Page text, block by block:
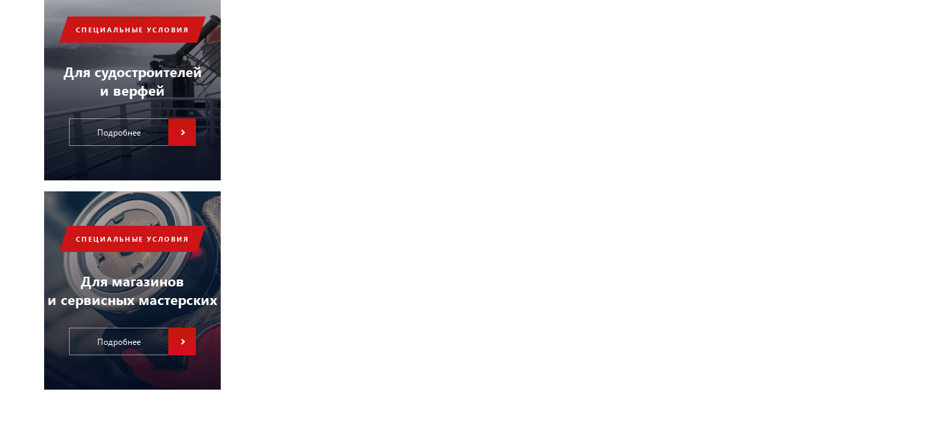
СПЕЦИАЛЬНЫЕ УСЛОВИЯ
Для судостроителей
и верфей
Подробнее
СПЕЦИАЛЬНЫЕ УСЛОВИЯ
Для магазинов
и сервисных мастерских
Подробнее